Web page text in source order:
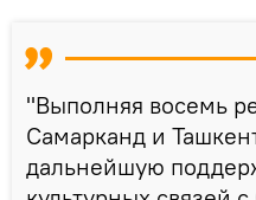
"Выполняя восемь
Самарканд и
дальнейшую